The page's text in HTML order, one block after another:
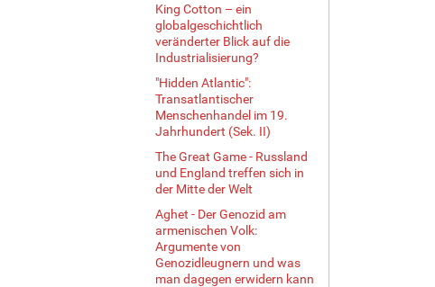
King Cotton – ein
globalgeschichtlich
veränderter Blick auf die
Industrialisierung?
"Hidden Atlantic":
Transatlantischer
Menschenhandel im 19.
Jahrhundert (Sek. II)
The Great Game - Russland
und England treffen sich in
der Mitte der Welt
Aghet - Der Genozid am
armenischen Volk:
Argumente von
Genozidleugnern und was
man dagegen erwidern kann